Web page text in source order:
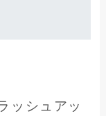
ッシュアッ